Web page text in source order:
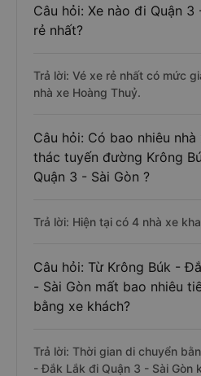
Câu hỏi: Xe nào đi Quận 3
rẻ nhất?
Trả lời: Vé xe rẻ nhất có mức
nhà xe Hoàng Thuỷ.
Câu hỏi: Có bao nhiêu
thác tuyến đường Krông
Quận 3 - Sài Gòn ?
Trả lời: Hiện tại có 4 nhà xe
Câu hỏi: Từ Krông Búk -
- Sài Gòn mất bao nhiêu
bằng xe khách?
Trả lời: Thời gian di chuyển
- Đắk Lắk đi Quận 3 - Sài Gòn